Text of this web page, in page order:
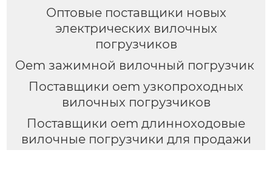
Оптовые поставщики новых
электрических вилочных
погрузчиков
Oem зажимной вилочный погрузчик
Поставщики oem узкопроходных
вилочных погрузчиков
Поставщики oem длинноходовые
вилочные погрузчики для продажи